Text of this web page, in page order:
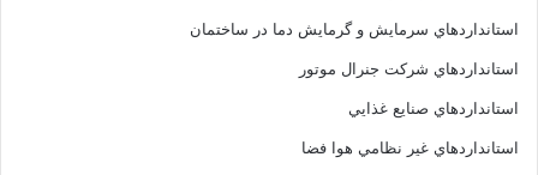
استانداردهاي سرمايش و گرمايش دما در ساختمان
استانداردهاي شرکت جنرال موتور
استانداردهاي صنايع غذايي
استانداردهاي غير نظامي هوا فضا